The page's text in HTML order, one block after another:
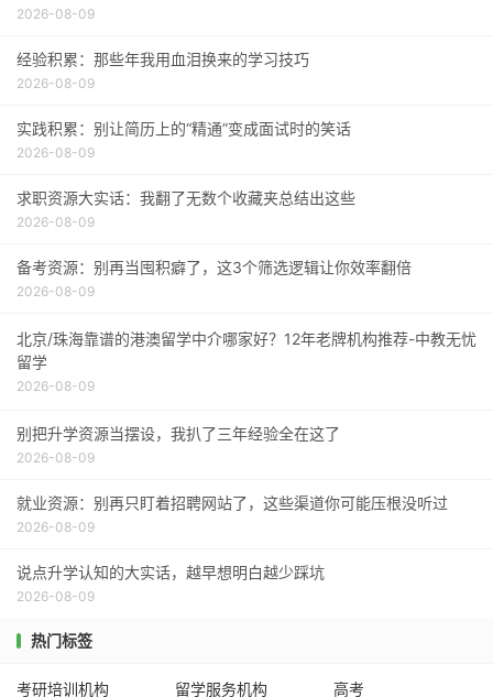
2026-08-09
经验积累：那些年我用血泪换来的学习技巧
2026-08-09
实践积累：别让简历上的“精通”变成面试时的笑话
2026-08-09
求职资源大实话：我翻了无数个收藏夹总结出这些
2026-08-09
备考资源：别再当囤积癖了，这3个筛选逻辑让你效率翻倍
2026-08-09
北京/珠海靠谱的港澳留学中介哪家好？12年老牌机构推荐-中教无忧
留学
2026-08-09
别把升学资源当摆设，我扒了三年经验全在这了
2026-08-09
就业资源：别再只盯着招聘网站了，这些渠道你可能压根没听过
2026-08-09
说点升学认知的大实话，越早想明白越少踩坑
2026-08-09
热门标签
考研培训机构 留学服务机构 高考